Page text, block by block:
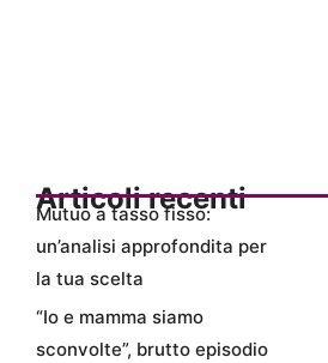
Articoli recenti
Mutuo a tasso fisso:
un’analisi approfondita per
la tua scelta
“Io e mamma siamo
sconvolte”, brutto episodio